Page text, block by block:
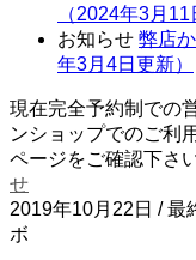
（2024年3月11
お知らせ 弊店
年3月4日更新）
現在完全予約制での
ンショップでのご利
ページをご確認下さ
せ
2019年10月22日 / 最
ボ